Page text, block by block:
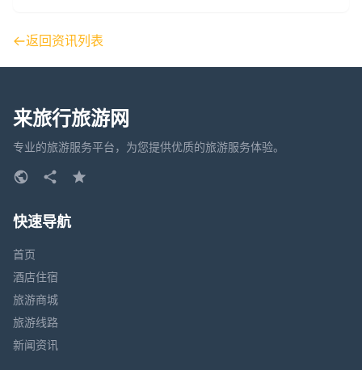
返回资讯列表
来旅行旅游网
专业的旅游服务平台，为您提供优质的旅游服务体验。
快速导航
首页
酒店住宿
旅游商城
旅游线路
新闻资讯